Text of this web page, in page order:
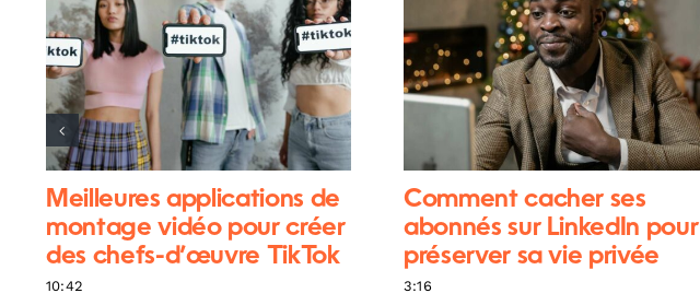
Meilleures applications de
montage vidéo pour créer
des chefs-d’œuvre TikTok
10:42
Comment cacher ses
abonnés sur LinkedIn pour
préserver sa vie privée
3:16